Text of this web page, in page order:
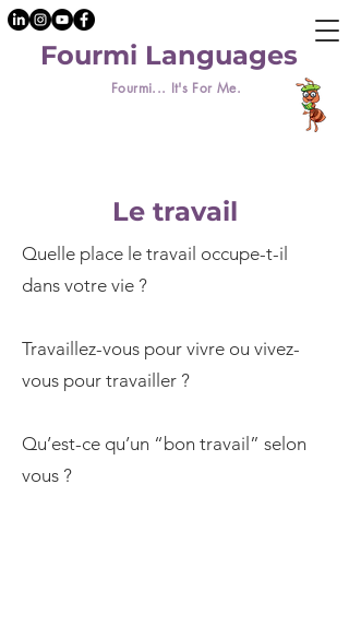
Fourmi... It's For Me.
Fourmi Languages
Le travail
Quelle place le travail occupe-t-il
dans votre vie ?
Travaillez-vous pour vivre ou vivez-
vous pour travailler ?
Qu’est-ce qu’un “bon travail” selon
vous ?